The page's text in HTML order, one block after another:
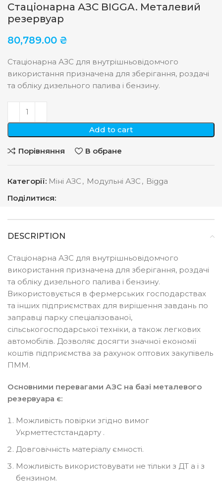
Стаціонарна АЗС BIGGA. Металевий
резервуар
80,789.00 ₴
Стаціонарна АЗС для внутрішньовідомчого
використання призначена для зберігання, роздачі
та обліку дизельного палива і бензину.
Add to cart
Порівняння В обране
Категорії: Міні АЗС , Модульні АЗС , Bigga
Поділитися:
DESCRIPTION
Стаціонарна АЗС для внутрішньовідомчого
використання призначена для зберігання, роздачі
та обліку дизельного палива і бензину.
Використовується в фермерських господарствах
та інших підприємствах для вирішення завдань по
заправці парку спеціалізованої,
сільськогосподарської техніки, а також легкових
автомобілів. Дозволяє досягти значної економії
коштів підприємства за рахунок оптових закупівель
ПММ.
Основними перевагами АЗС на базі металевого
резервуара є:
Можливість повірки згідно вимог
Укрметтестстандарту .
Довговічність матеріалу ємності.
Можливість використовувати не тільки з ДТ а і з
бензином.